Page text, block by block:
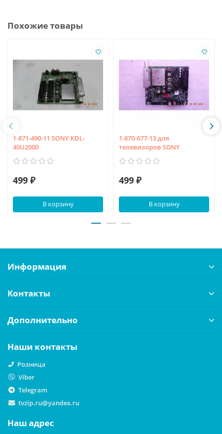
Похожие товары
1-871-490-11 SONY KDL-
40U2000
499 ₽
В корзину
1-870-677-13 для
телевизоров SONY
499 ₽
В корзину
Информация
Контакты
Дополнительно
Наши контакты
Розница
Viber
Telegram
tvzip.ru@yandex.ru
Наш адрес